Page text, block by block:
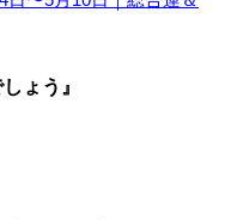
ょう』